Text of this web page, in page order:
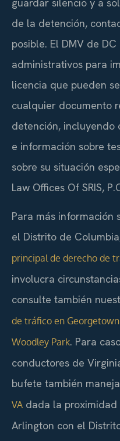
de la detención,
posible. El DMV de
administrativos para
licencia que pueden
cualquier documento
detención, incluyendo
e información sobre
sobre su situación
Law Offices Of SRIS,
Para más información
el Distrito de
principal de derecho de
involucra
consulte también
de tráfico en Georgetown
Woodley Park. Para
conductores de
bufete también
VA dada la
Arlington con el